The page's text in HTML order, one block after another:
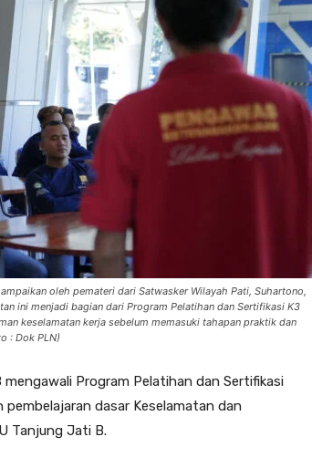
oleh pemateri dari Satwasker Wilayah Pati, Suhartono,
ini menjadi bagian dari Program Pelatihan dan Sertifikasi K3
keselamatan kerja sebelum memasuki tahapan praktik dan
: Dok PLN)
Program Pelatihan dan Sertifikasi
dasar Keselamatan dan
Tanjung Jati B.